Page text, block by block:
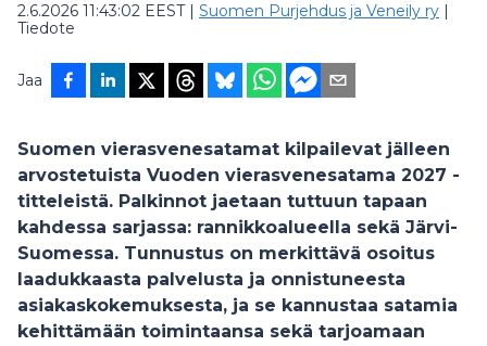
2.6.2026 11:43:02 EEST| Suomen Purjehdus ja Veneily ry |
Tiedote
Jaa
Suomen vierasvenesatamat kilpailevat jälleen
arvostetuista Vuoden vierasvenesatama 2027 -
titteleistä. Palkinnot jaetaan tuttuun tapaan
kahdessa sarjassa: rannikkoalueella sekä Järvi-
Suomessa. Tunnustus on merkittävä osoitus
laadukkaasta palvelusta ja onnistuneesta
asiakaskokemuksesta, ja se kannustaa satamia
kehittämään toimintaansa sekä tarjoamaan